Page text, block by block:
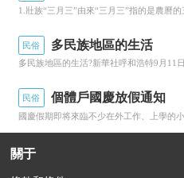
民俗 多民族地區的生活
民俗 個體戶國慶放假通知
關于